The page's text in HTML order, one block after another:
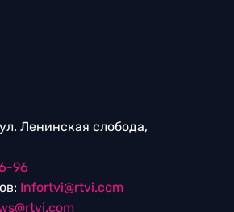
Ленинская слобода,
96
Infortvi@rtvi.com